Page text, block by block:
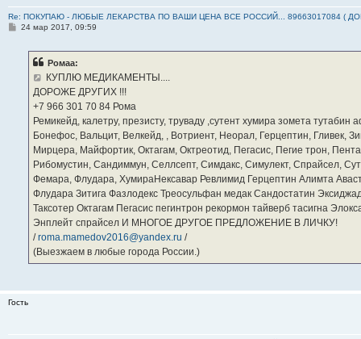
Re: ПОКУПАЮ - ЛЮБЫЕ ЛЕКАРСТВА ПО ВАШИ ЦЕНА ВСЕ РОССИЙ... 89663017084 (
С24 мар 2017, 09:59
Ромаа:
КУПЛЮ МЕДИКАМЕНТЫ....
ДОРОЖЕ ДРУГИХ !!!
‪+7 966 301 70 84‬ Рома
Ремикейд, калетру, презисту, труваду ,сутент хумира зомета
Бонефос, Вальцит, Велкейд, , Вотриент, Неорал, Герцептин, Гливек,
Мирцера, Майфортик, Октагам, Октреотид, Пегасис, Пегие трон,
Рибомустин, Сандиммун, Селлсепт, Симдакс, Симулект, Спрайсел,
Фемара, Флудара, ХумираНексавар Ревлимид Герцептин Алимта
Флудара Зитига Фазлодекс Треосульфан медак Сандостатин
Таксотер Октагам Пегасис пегинтрон рекормон тайверб тасигна
Энплейт спрайсел И МНОГОЕ ДРУГОЕ ПРЕДЛОЖЕНИЕ В ЛИЧКУ!
/roma.mamedov2016@yandex.ru /
(Выезжаем в любые города России.)
Гость